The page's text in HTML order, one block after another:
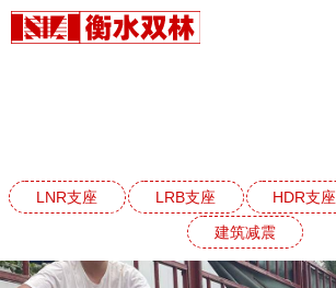
LNR支座 LRB支座 HDR支座
建筑减震